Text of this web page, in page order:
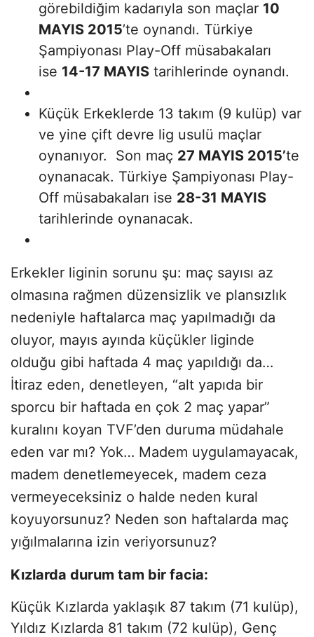
görebildiğim kadarıyla son maçlar 10
MAYIS 2015’te oynandı. Türkiye
Şampiyonası Play-Off müsabakaları
ise 14-17 MAYIS tarihlerinde oynandı.
Küçük Erkeklerde 13 takım (9 kulüp) var
ve yine çift devre lig usulü maçlar
oynanıyor. Son maç 27 MAYIS 2015’te
oynanacak. Türkiye Şampiyonası Play-
Off müsabakaları ise 28-31 MAYIS
tarihlerinde oynanacak.
Erkekler liginin sorunu şu: maç sayısı az
olmasına rağmen düzensizlik ve plansızlık
nedeniyle haftalarca maç yapılmadığı da
oluyor, mayıs ayında küçükler liginde
olduğu gibi haftada 4 maç yapıldığı da…
İtiraz eden, denetleyen, “alt yapıda bir
sporcu bir haftada en çok 2 maç yapar”
kuralını koyan TVF’den duruma müdahale
eden var mı? Yok… Madem uygulamayacak,
madem denetlemeyecek, madem ceza
vermeyeceksiniz o halde neden kural
koyuyorsunuz? Neden son haftalarda maç
yığılmalarına izin veriyorsunuz?
Kızlarda durum tam bir facia:
Küçük Kızlarda yaklaşık 87 takım (71 kulüp),
Yıldız Kızlarda 81 takım (72 kulüp), Genç